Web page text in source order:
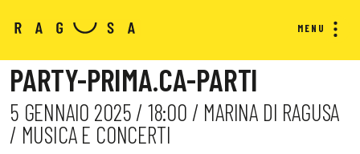
MENU
PARTY-PRIMA.CA-PARTI
5 GENNAIO 2025 / 18:00 / MARINA DI RAGUSA
/ MUSICA E CONCERTI